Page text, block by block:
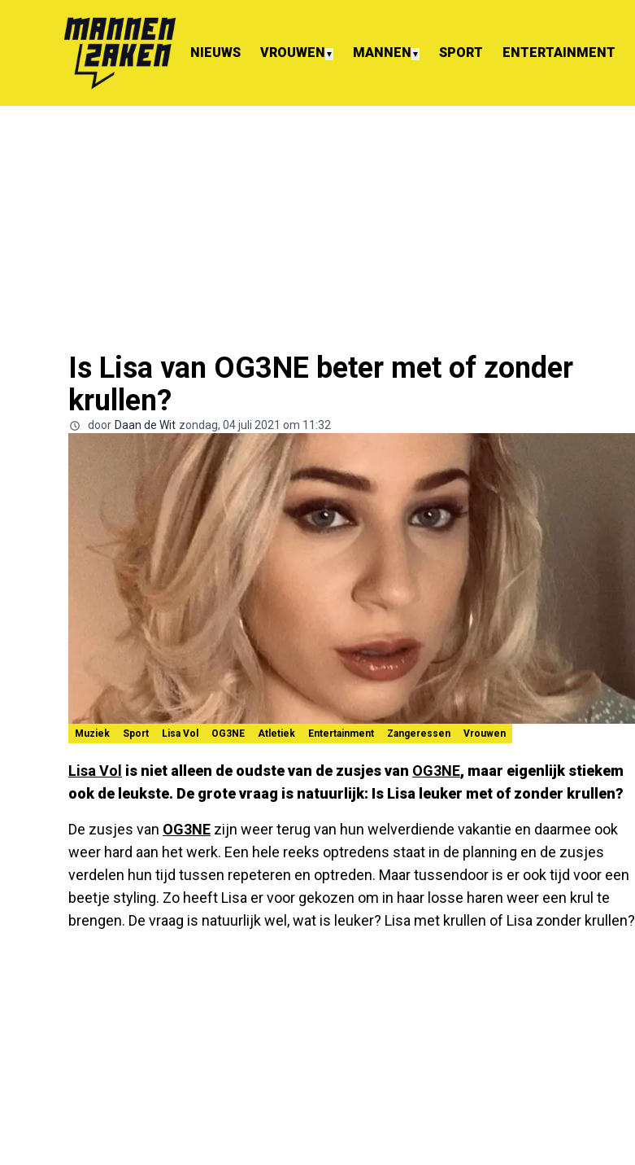
NIEUWS VROUWEN ▼ MANNEN ▼ SPORT ENTERTAINMENT
Is Lisa van OG3NE beter met of zonder
krullen?
door Daan de Wit zondag, 04 juli 2021 om 11:32
Muziek Sport Lisa Vol OG3NE Atletiek Entertainment Zangeressen Vrouwen
Lisa Vol is niet alleen de oudste van de zusjes van OG3NE, maar eigenlijk stiekem
ook de leukste. De grote vraag is natuurlijk: Is Lisa leuker met of zonder krullen?
De zusjes van OG3NE zijn weer terug van hun welverdiende vakantie en daarmee ook
weer hard aan het werk. Een hele reeks optredens staat in de planning en de zusjes
verdelen hun tijd tussen repeteren en optreden. Maar tussendoor is er ook tijd voor een
beetje styling. Zo heeft Lisa er voor gekozen om in haar losse haren weer een krul te
brengen. De vraag is natuurlijk wel, wat is leuker? Lisa met krullen of Lisa zonder krullen?